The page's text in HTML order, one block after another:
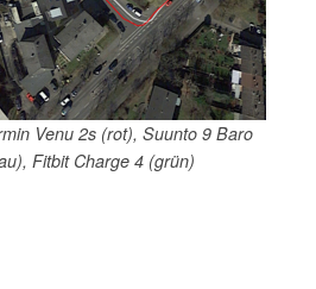
Venu 2s (rot), Suunto 9 Baro
Fitbit Charge 4 (grün)